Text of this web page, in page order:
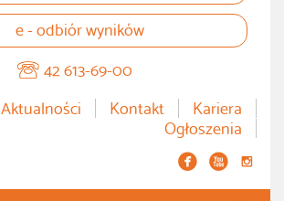
e - odbiór wyników
42 613-69-00
Aktualności
Kontakt Kariera
Ogłoszenia
  instagram